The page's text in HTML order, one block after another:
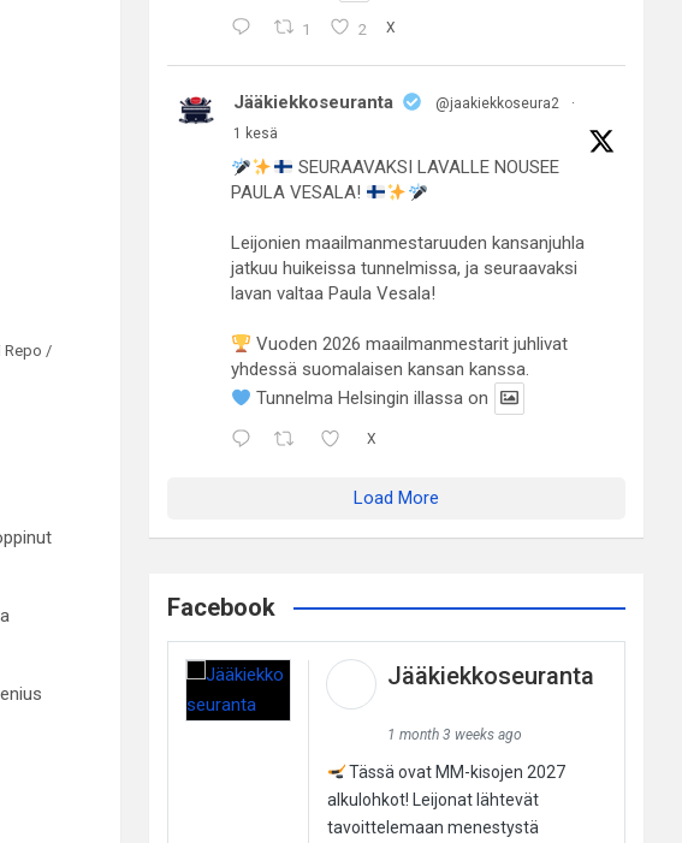
Repo /
1 2 X
Jääkiekkoseuranta @jaakiekkoseura2
·
1 kesä
SEURAAVAKSI LAVALLE NOUSEE
PAULA VESALA!
Leijonien maailmanmestaruuden kansanjuhla
jatkuu huikeissa tunnelmissa, ja seuraavaksi
lavan valtaa Paula Vesala!
Vuoden 2026 maailmanmestarit juhlivat
yhdessä suomalaisen kansan kanssa.
Tunnelma Helsingin illassa on
X
Load More
Facebook
Jääkiekkoseuranta
1 month 3 weeks ago
Tässä ovat MM-kisojen 2027
alkulohkot! Leijonat lähtevät
tavoittelemaan menestystä